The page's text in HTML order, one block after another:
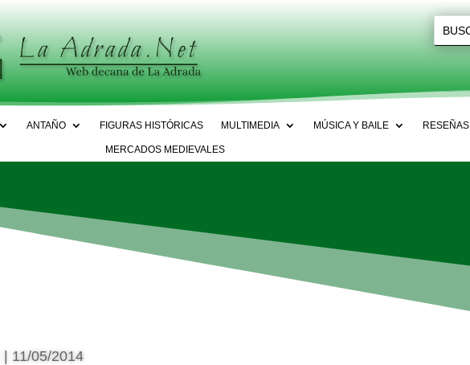
ANTAÑO FIGURAS HISTÓRICAS MULTIMEDIA MÚSICA Y BAILE RESEÑAS
MERCADOS MEDIEVALES
11/05/2014